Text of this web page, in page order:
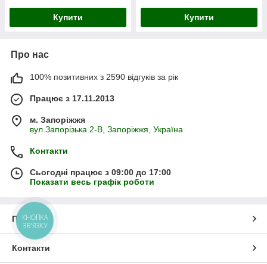
Купити Купити
Про нас
100% позитивних з 2590 відгуків за рік
Працює з 17.11.2013
м. Запоріжжя
вул.Запорізька 2-В, Запоріжжя, Україна
Контакти
Сьогодні працює з 09:00 до 17:00
Показати весь графік роботи
Про нас
Контакти
КНОПКА
ЗВ'ЯЗКУ